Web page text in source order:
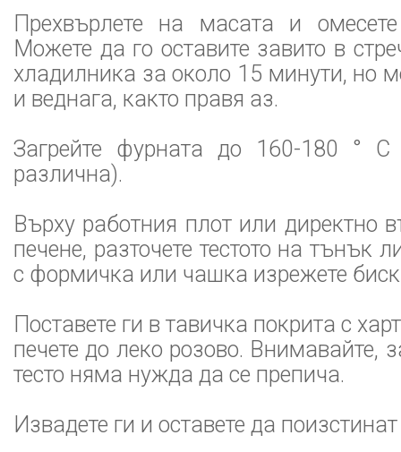
Прехвърлете на масата и
Можете да го оставите завито в
хладилника за около 15 минути, но
и веднага, както правя аз.
Загрейте фурната до 160-180 °
различна).
Върху работния плот или директно
печене, разточете тестото на тънък
с формичка или чашка изрежете
Поставете ги в тавичка покрита с
печете до леко розово. Внимавайте,
тесто няма нужда да се препича.
Извадете ги и оставете да